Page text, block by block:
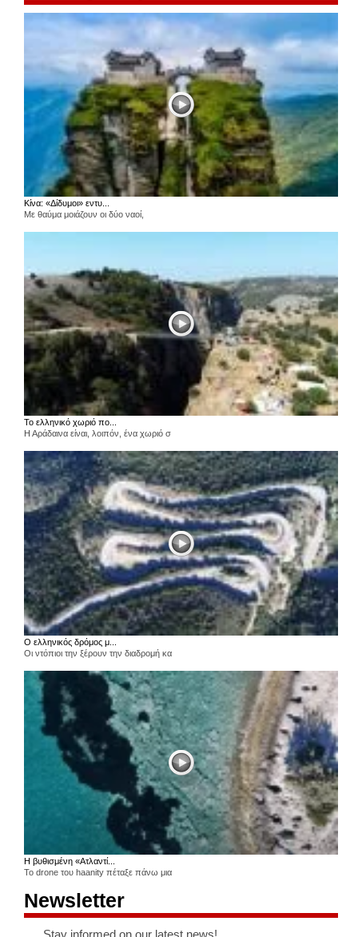
Κίνα: «Δίδυμοι» εντυ...
Με θαύμα μοιάζουν οι δύο ναοί,
Το ελληνικό χωριό πο...
Η Αράδαινα είναι, λοιπόν, ένα χωριό σ
Ο ελληνικός δρόμος μ...
Οι ντόπιοι την ξέρουν την διαδρομή κα
Η βυθισμένη «Ατλαντί...
Το drone του haanity πέταξε πάνω μια
Newsletter